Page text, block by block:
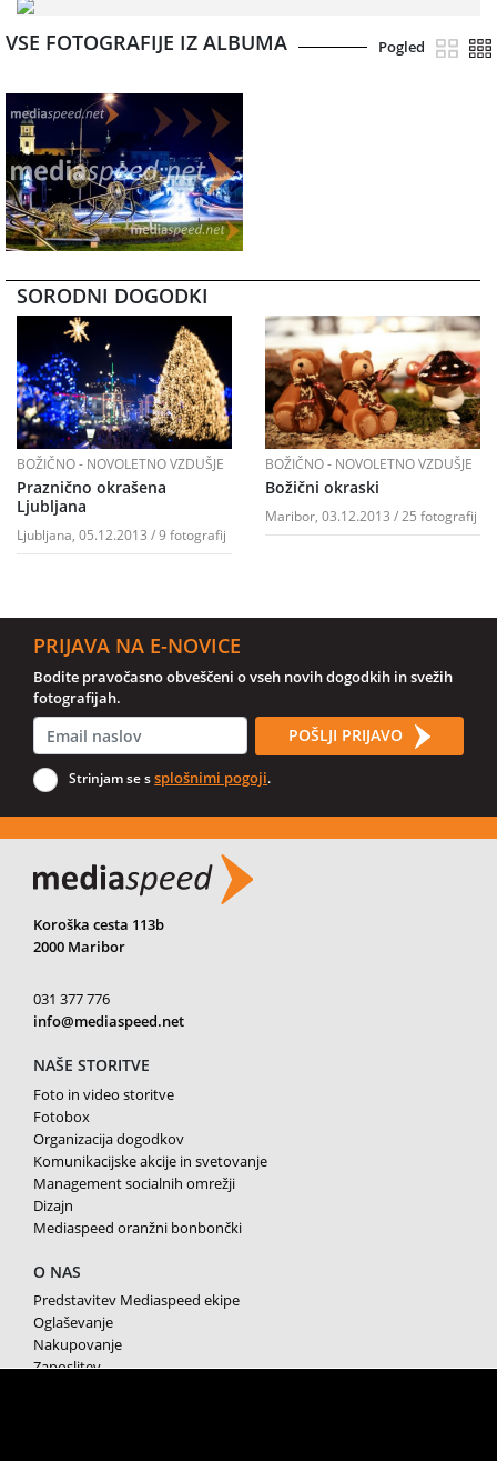
VSE FOTOGRAFIJE IZ ALBUMA Pogled
SORODNI DOGODKI
BOŽIČNO - NOVOLETNO VZDUŠJE
Praznično okrašena
Ljubljana
Ljubljana, 05.12.2013 / 9 fotografij
BOŽIČNO - NOVOLETNO VZDUŠJE
Božični okraski
Maribor, 03.12.2013 / 25 fotografij
PRIJAVA NA E-NOVICE
Bodite pravočasno obveščeni o vseh novih dogodkih in svežih
fotografijah.
POŠLJI PRIJAVO
Strinjam se ssplošnimi pogoji.
Koroška cesta 113b
2000 Maribor
031 377 776
info@mediaspeed.net
NAŠE STORITVE
Foto in video storitve
Fotobox
Organizacija dogodkov
Komunikacijske akcije in svetovanje
Management socialnih omrežji
Dizajn
Mediaspeed oranžni bonbončki
O NAS
Predstavitev Mediaspeed ekipe
Oglaševanje
Nakupovanje
Zaposlitev